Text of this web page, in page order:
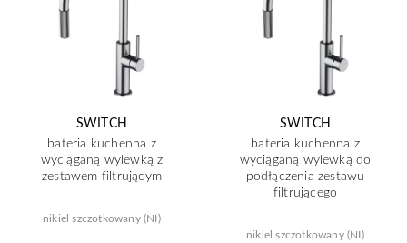
SWITCH
bateria kuchenna z
wyciąganą wylewką z
zestawem filtrującym
nikiel szczotkowany (NI)
SWITCH
bateria kuchenna z
wyciąganą wylewką do
podłączenia zestawu
filtrującego
nikiel szczotkowany (NI)